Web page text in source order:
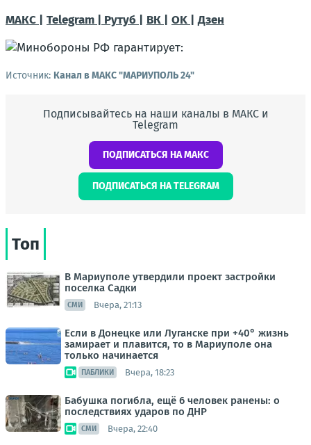
МАКС |
Telegram | Рутуб | ВК | OK | Дзен
Источник: Канал в МАКС "МАРИУПОЛЬ 24"
Подписывайтесь на наши каналы в МАКС и
Telegram
ПОДПИСАТЬСЯ НА МАКС
ПОДПИСАТЬСЯ НА TELEGRAM
Топ
В Мариуполе утвердили проект застройки
поселка Садки
СМИ Вчера, 21:13
Если в Донецке или Луганске при +40° жизнь
замирает и плавится, то в Мариуполе она
только начинается
ПАБЛИКИ Вчера, 18:23
Бабушка погибла, ещё 6 человек ранены: о
последствиях ударов по ДНР
СМИ Вчера, 22:40